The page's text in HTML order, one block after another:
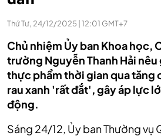
Thứ Tư, 24/12/2025 | 12:01 GMT+7
Chủ nhiệm Ủy ban Khoa học,
trường Nguyễn Thanh Hải nêu
thực phẩm thời gian qua tăng
rau xanh 'rất đắt', gây áp lực
động.
Sáng 24/12, Ủy ban Thường vụ